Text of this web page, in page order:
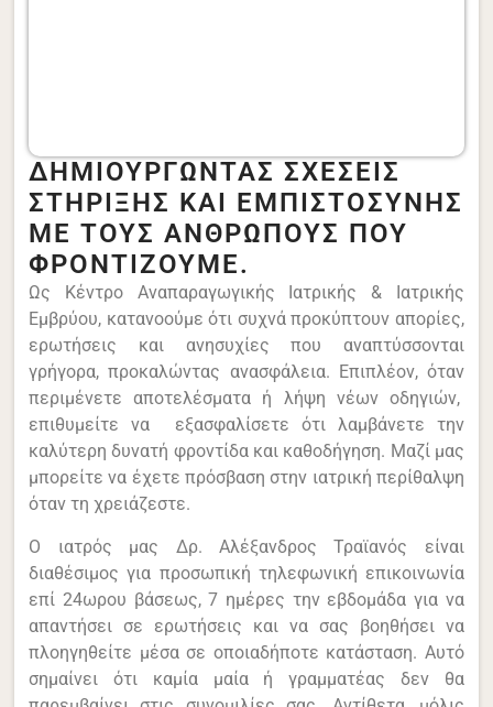
ΔΗΜΙΟΥΡΓΩΝΤΑΣ ΣΧΕΣΕΙΣ
ΣΤΗΡΙΞΗΣ ΚΑΙ ΕΜΠΙΣΤΟΣΥΝΗΣ
ΜΕ ΤΟΥΣ ΑΝΘΡΩΠΟΥΣ ΠΟΥ
ΦΡΟΝΤΙΖΟΥΜΕ.
Ως Κέντρο Αναπαραγωγικής Ιατρικής & Ιατρικής
Εμβρύου, κατανοούμε ότι συχνά προκύπτουν απορίες,
ερωτήσεις και ανησυχίες που αναπτύσσονται
γρήγορα, προκαλώντας ανασφάλεια. Επιπλέον, όταν
περιμένετε αποτελέσματα ή λήψη νέων οδηγιών,
επιθυμείτε να εξασφαλίσετε ότι λαμβάνετε την
καλύτερη δυνατή φροντίδα και καθοδήγηση. Μαζί μας
μπορείτε να έχετε πρόσβαση στην ιατρική περίθαλψη
όταν τη χρειάζεστε.
Ο ιατρός μας Δρ. Αλέξανδρος Τραϊανός είναι
διαθέσιμος για προσωπική τηλεφωνική επικοινωνία
επί 24ωρου βάσεως, 7 ημέρες την εβδομάδα για να
απαντήσει σε ερωτήσεις και να σας βοηθήσει να
πλοηγηθείτε μέσα σε οποιαδήποτε κατάσταση. Αυτό
σημαίνει ότι καμία μαία ή γραμματέας δεν θα